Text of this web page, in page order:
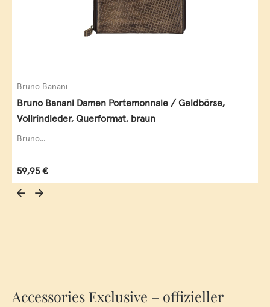
Bruno Banani
Bruno Banani Damen Portemonnaie / Geldbörse,
Vollrindleder, Querformat, braun
Bruno...
Regulärer Preis:
59,95 €
Accessories Exclusive – offizieller